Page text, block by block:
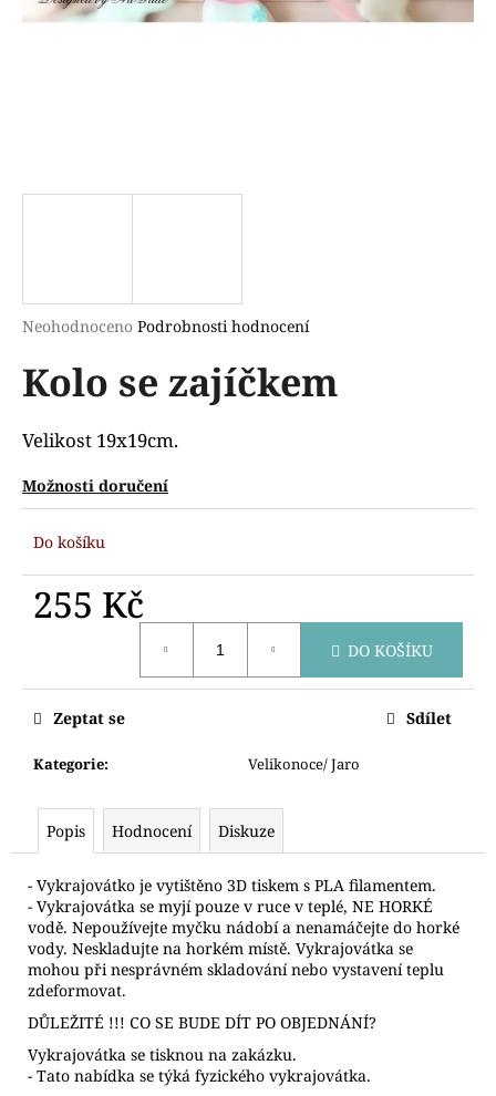
Průměrné
produktu
je
z
5
Neohodnoceno Podrobnosti hodnocení
Kolo se zajíčkem
Velikost 19x19cm.
Možnosti doručení
Do košíku
255 Kč
DO KOŠÍKU
Kategorie: Velikonoce/ Jaro
Zeptat se Sdílet
Popis Hodnocení Diskuze
- Vykrajovátko je vytištěno 3D tiskem s PLA filamentem.
- Vykrajovátka se myjí pouze v ruce v teplé, NE HORKÉ
vodě. Nepoužívejte myčku nádobí a nenamáčejte do horké
vody. Neskladujte na horkém místě. Vykrajovátka se
mohou při nesprávném skladování nebo vystavení teplu
zdeformovat.
DŮLEŽITÉ !!! CO SE BUDE DÍT PO OBJEDNÁNÍ?
Vykrajovátka se tisknou na zakázku.
- Tato nabídka se týká fyzického vykrajovátka.
a
o
p
o
r
u
č
e
m
VYKRAJOVÁTKO
Kč